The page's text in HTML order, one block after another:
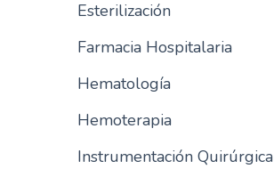
p
Esterilización
Farmacia Hospitalaria
Hematología
Hemoterapia
Instrumentación Quirúrgica